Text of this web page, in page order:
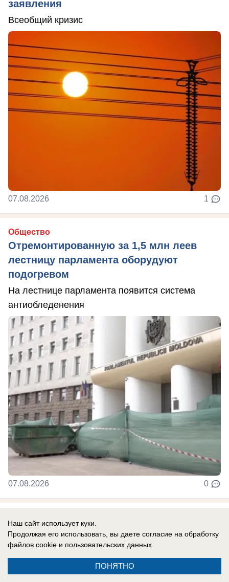
заявления
Всеобщий кризис
07.08.2026 1
Общество
Отремонтированную за 1,5 млн леев
лестницу парламента оборудуют
подогревом
На лестнице парламента появится система
антиобледенения
07.08.2026 0
Фёдор Гагауз: Парламентскую рабочую
группу Кишинёв-Комрат необходимо
восстановить
Диалог Кишинев - Комрат
Наш сайт использует куки.
Продолжая его использовать, вы даете согласие на обработку
файлов cookie и пользовательских данных.
ПОНЯТНО